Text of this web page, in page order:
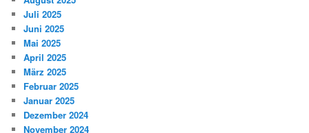
Juli 2025
Juni 2025
Mai 2025
April 2025
März 2025
Februar 2025
Januar 2025
Dezember 2024
November 2024